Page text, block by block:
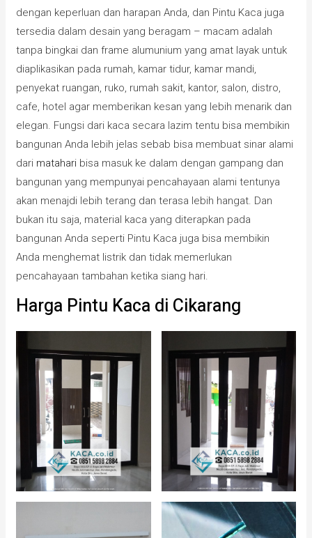
dengan keperluan dan harapan Anda, dan Pintu Kaca juga
tersedia dalam desain yang beragam – macam adalah
tanpa bingkai dan frame alumunium yang amat layak untuk
diaplikasikan pada rumah, kamar tidur, kamar mandi,
penyekat ruangan, ruko, rumah sakit, kantor, salon, distro,
cafe, hotel agar memberikan kesan yang lebih menarik dan
elegan. Fungsi dari kaca secara lazim tentu bisa membikin
bangunan Anda lebih jelas sebab bisa membuat sinar alami
dari matahari bisa masuk ke dalam dengan gampang dan
bangunan yang mempunyai pencahayaan alami tentunya
akan menajdi lebih terang dan terasa lebih hangat. Dan
bukan itu saja, material kaca yang diterapkan pada
bangunan Anda seperti Pintu Kaca juga bisa membikin
Anda menghemat listrik dan tidak memerlukan
pencahayaan tambahan ketika siang hari.
Harga Pintu Kaca di Cikarang